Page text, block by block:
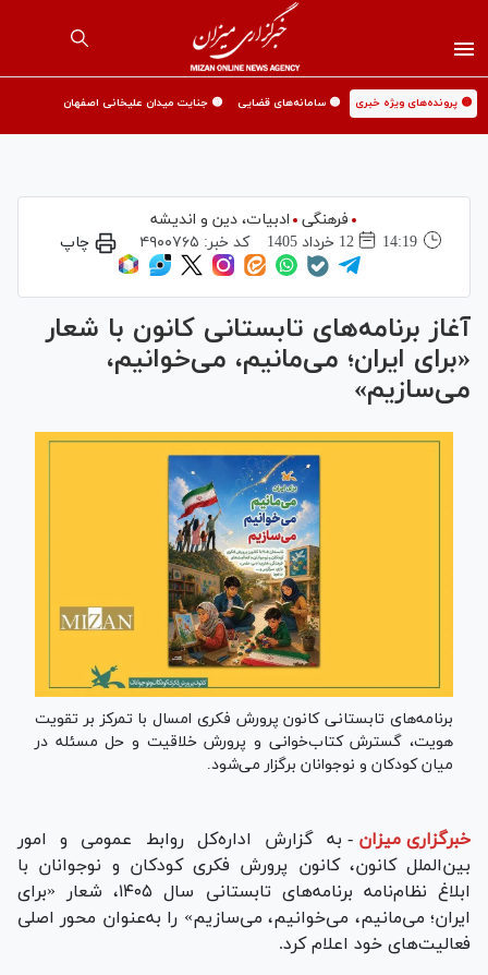
🟡 پرونده‌های ویژه خبری 🟡 سامانه‌های قضایی 🟡 جنایت میدان علیخانی اصفهان
فرهنگی
ادبیات، دین و اندیشه
14:19
12 خرداد 1405 کد خبر: ۴۹۰۰۷۶۵ چاپ
آغاز برنامه‌های تابستانی کانون با شعار
«برای ایران؛ می‌مانیم، می‌خوانیم،
می‌سازیم»
برنامه‌های تابستانی کانون پرورش فکری امسال با تمرکز بر تقویت
هویت، گسترش کتاب‌خوانی و پرورش خلاقیت و حل مسئله در
میان کودکان و نوجوانان برگزار می‌شود.
خبرگزاری میزان - به گزارش اداره‌کل روابط عمومی و امور
بین‌الملل کانون، کانون پرورش فکری کودکان و نوجوانان با
ابلاغ نظام‌نامه برنامه‌های تابستانی سال ۱۴۰۵، شعار «برای
ایران؛ می‌مانیم، می‌خوانیم، می‌سازیم» را به‌عنوان محور اصلی
فعالیت‌های خود اعلام کرد.